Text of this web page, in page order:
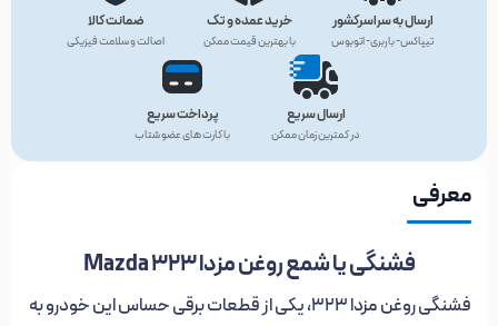
ارسال به سراسرکشور
تیپاکس- باربری- اتوبوس
خرید عمده و تک
با بهترین قیمت ممکن
ضمانت کالا
اصالت و سلامت فیزیکی
ارسال سریع
در کمترین زمان ممکن
پرداخت سریع
با کارت های عضو شتاب
معرفی
فشنگی یا شمع روغن مزدا 323 Mazda
فشنگی روغن مزدا 323، یکی از قطعات برقی حساس این خودرو به